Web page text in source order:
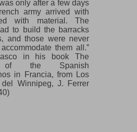
only after a few days
army arrived with
with material. The
to build the barracks
and those were never
them all.”
in his book The
of the Spanish
in Francia, from Los
del Winnipeg, J. Ferrer